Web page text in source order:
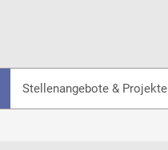
Stellenangebote & Projekte